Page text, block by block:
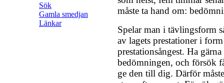
Sök
Gamla smedjan
Länkar
måste ta hand om:
Spelar man i tävlingsform
av lagets prestationer i
prestationsångest. Ha
bedömningen, och försök
ge den till dig. Därför